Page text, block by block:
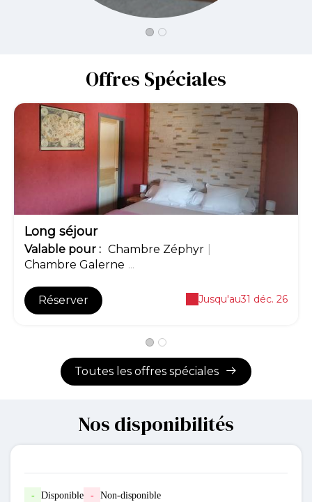
Offres Spéciales
-6.5€
Long séjour
Valable pour : Chambre Zéphyr
Chambre Galerne ...
Réserver Jusqu'au31 déc. 26
Toutes les offres spéciales
Nos disponibilités
- Disponible - Non-disponible